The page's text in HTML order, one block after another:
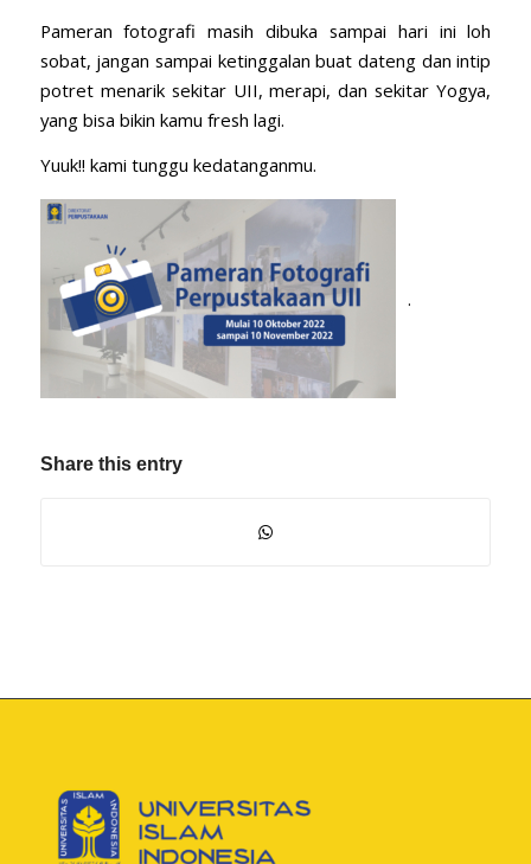
Pameran fotografi masih dibuka sampai hari ini loh
sobat, jangan sampai ketinggalan buat dateng dan intip
potret menarik sekitar UII, merapi, dan sekitar Yogya,
yang bisa bikin kamu fresh lagi.
Yuuk!! kami tunggu kedatanganmu.
.
Share this entry